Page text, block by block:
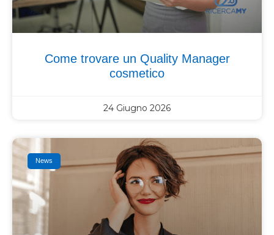
Come trovare un Quality Manager
cosmetico
24 Giugno 2026
News